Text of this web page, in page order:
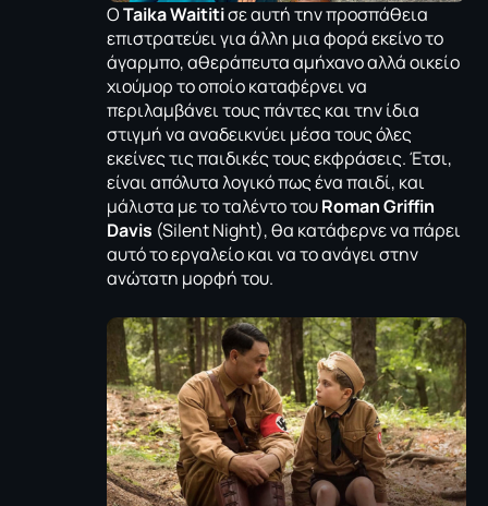
ΟTaika Waititiσε αυτή την προσπάθεια
επιστρατεύει για άλλη μια φορά εκείνο το
άγαρμπο, αθεράπευτα αμήχανο αλλά οικείο
χιούμορ το οποίο καταφέρνει να
περιλαμβάνει τους πάντες και την ίδια
στιγμή να αναδεικνύει μέσα τους όλες
εκείνες τις παιδικές τους εκφράσεις. Έτσι,
είναι απόλυτα λογικό πως ένα παιδί, και
μάλιστα με το ταλέντο τουRoman Griffin
Davis (Silent Night), θα κατάφερνε να πάρει
αυτό το εργαλείο και να το ανάγει στην
ανώτατη μορφή του.